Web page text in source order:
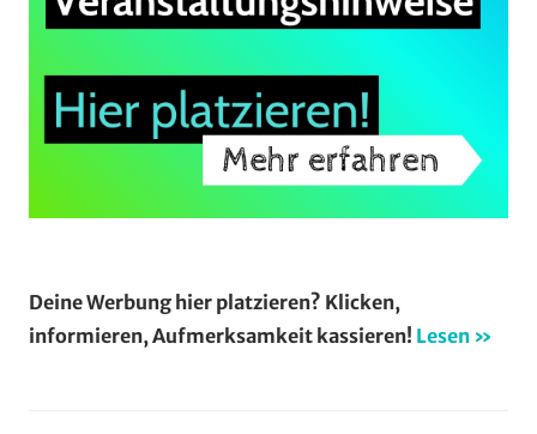
Deine Werbung hier platzieren? Klicken,
informieren, Aufmerksamkeit kassieren! Lesen »